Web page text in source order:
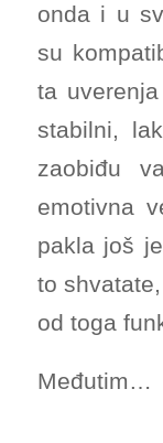
onda i u
su
ta
stabilni,
zaobiđu
emotivna
pakla još
to
od toga
Međutim…